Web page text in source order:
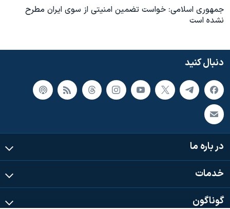
جمهوری اسلامی: خواست تضمين امنيتی از سوی ايران مطرح
نشده است
دنبال کنید
در باره ما
خدمات
گوناگون